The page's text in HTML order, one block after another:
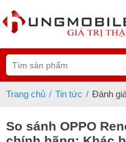
Trang chủ Tin tức Đánh
So sánh OPPO